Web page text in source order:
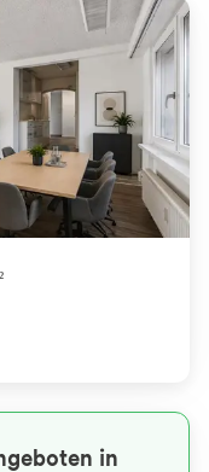
in